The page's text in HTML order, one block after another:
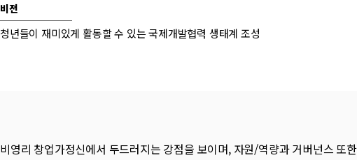
비전
청년들이 재미있게 활동할 수 있는 국제개발협력 생태계 조성
비영리 창업가정신에서 두드러지는 강점을 보이며, 자원/역량과 거버넌스 또